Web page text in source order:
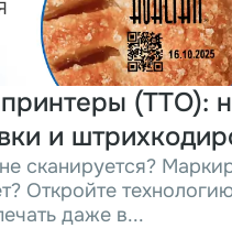
(ТТО):
и
сканируется?
Откройте
даже в...